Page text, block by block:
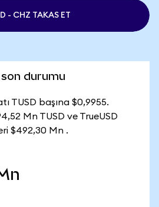
- CHZ TAKAS ET
durumu
TUSD başına $0,9955.
Mn TUSD ve TrueUSD
$492,30 Mn .